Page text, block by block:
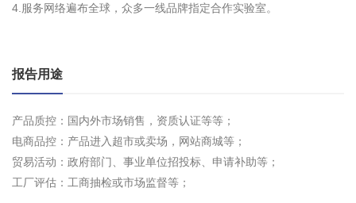
4.服务网络遍布全球，众多一线品牌指定合作实验室。
报告用途
产品质控：国内外市场销售，资质认证等等；
电商品控：产品进入超市或卖场，网站商城等；
贸易活动：政府部门、事业单位招投标、申请补助等；
工厂评估：工商抽检或市场监督等；